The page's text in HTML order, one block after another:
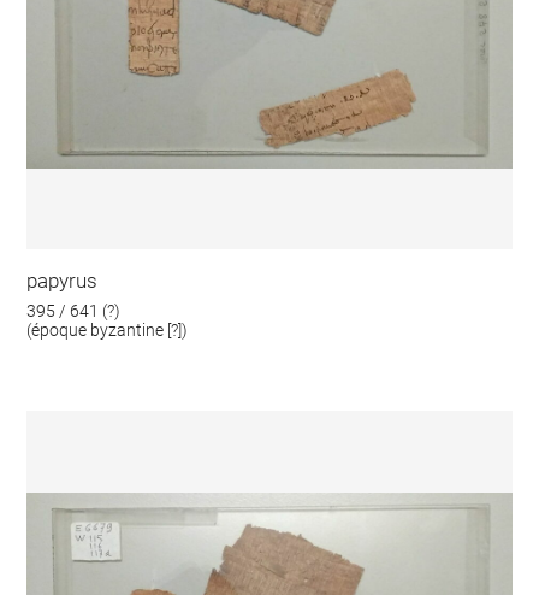
papyrus
395 / 641 (?)
(époque byzantine [?])